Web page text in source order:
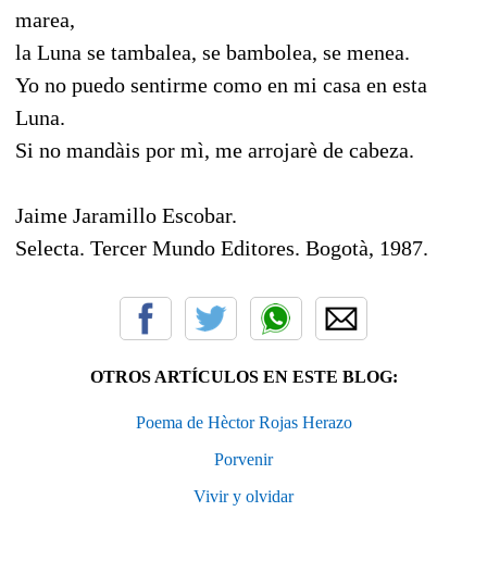
marea,
la Luna se tambalea, se bambolea, se menea.
Yo no puedo sentirme como en mi casa en esta
Luna.
Si no mandàis por mì, me arrojarè de cabeza.
Jaime Jaramillo Escobar.
Selecta. Tercer Mundo Editores. Bogotà, 1987.
OTROS ARTÍCULOS EN ESTE BLOG:
Poema de Hèctor Rojas Herazo
Porvenir
Vivir y olvidar